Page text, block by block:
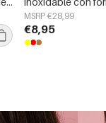
sencillos, de la
joyería para mujer.
MSRP €28,99
€8,95